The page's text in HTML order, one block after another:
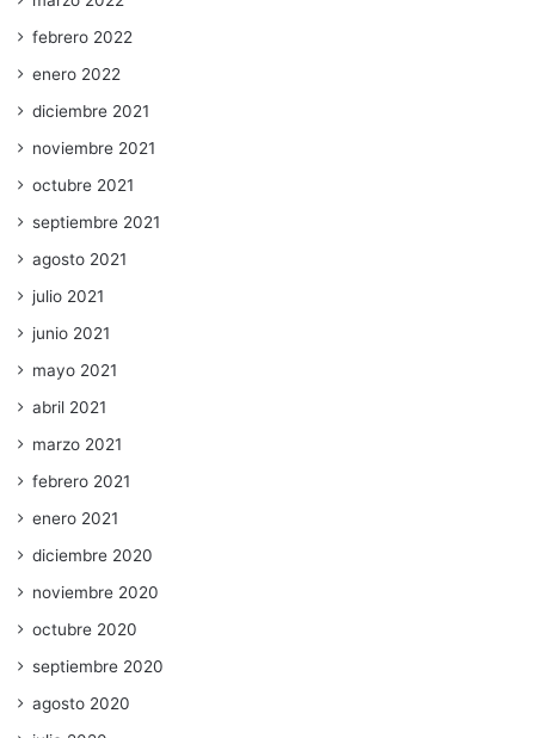
febrero 2022
enero 2022
diciembre 2021
noviembre 2021
octubre 2021
septiembre 2021
agosto 2021
julio 2021
junio 2021
mayo 2021
abril 2021
marzo 2021
febrero 2021
enero 2021
diciembre 2020
noviembre 2020
octubre 2020
septiembre 2020
agosto 2020